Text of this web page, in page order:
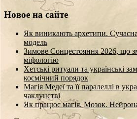
Новое на сайте
Як виникають архетипи.
модель
Зимове Сонцестояння 2026, що
міфологію
Хетські ритуали та українські
космічний порядок
Магія Медеї та її паралеллі в
чаклунстві
Як працює магія. Мозок.